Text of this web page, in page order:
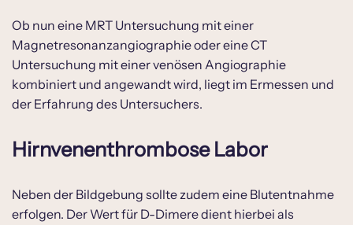
Ob nun eine MRT Untersuchung mit einer
Magnetresonanzangiographie oder eine CT
Untersuchung mit einer venösen Angiographie
kombiniert und angewandt wird, liegt im Ermessen und
der Erfahrung des Untersuchers.
Hirnvenenthrombose Labor
Neben der Bildgebung sollte zudem eine Blutentnahme
erfolgen. Der Wert für D-Dimere dient hierbei als